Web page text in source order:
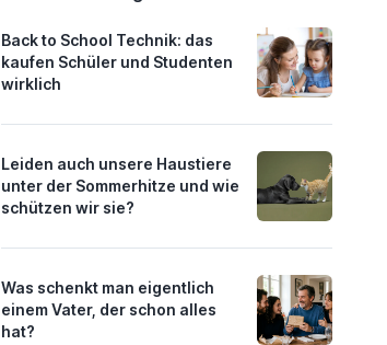
Back to School Technik: das
kaufen Schüler und Studenten
wirklich
Leiden auch unsere Haustiere
unter der Sommerhitze und wie
schützen wir sie?
Was schenkt man eigentlich
einem Vater, der schon alles
hat?